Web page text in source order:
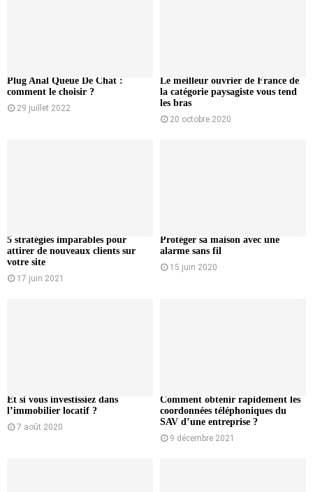
Plug Anal Queue De Chat :
comment le choisir ?
29 juillet 2022
Le meilleur ouvrier de France de
la catégorie paysagiste vous tend
les bras
20 octobre 2020
5 stratégies imparables pour
attirer de nouveaux clients sur
votre site
17 juin 2021
Protéger sa maison avec une
alarme sans fil
15 juin 2020
Et si vous investissiez dans
l’immobilier locatif ?
7 août 2020
Comment obtenir rapidement les
coordonnées téléphoniques du
SAV d’une entreprise ?
9 décembre 2021